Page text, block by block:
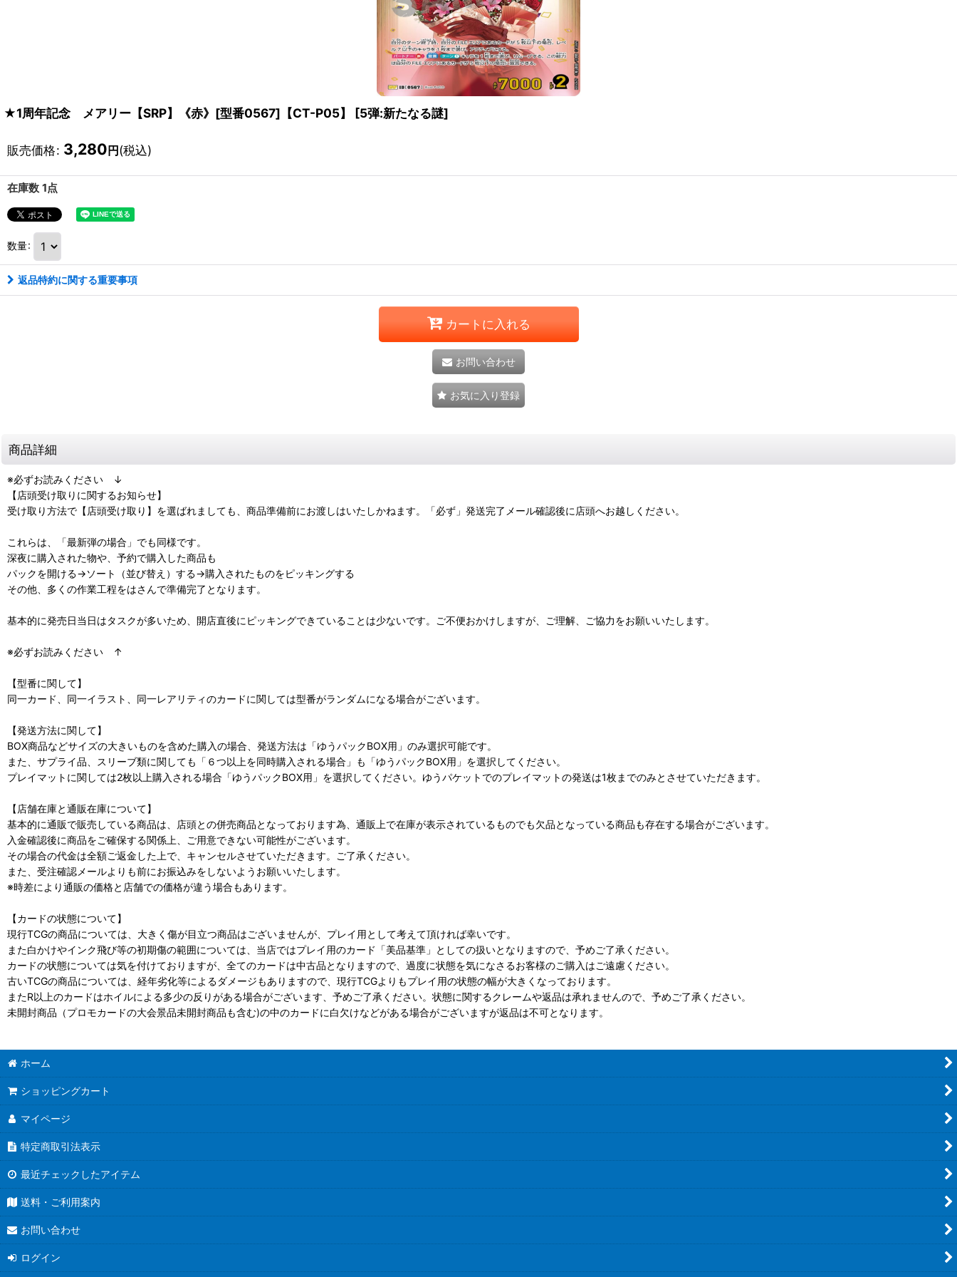
★1周年記念 メアリー【SRP】《赤》[型番0567]【CT-P05】 [5弾:新たなる謎]
販売価格: 3,280円(税込)
在庫数 1点
数量:
返品特約に関する重要事項
カートに入れる
お問い合わせ
お気に入り登録
商品詳細
※必ずお読みください ↓
【店頭受け取りに関するお知らせ】
受け取り方法で【店頭受け取り】を選ばれましても、商品準備前にお渡しはいたしかねます。「必ず」発送完了メール確認後に店頭へお越しください。
これらは、「最新弾の場合」でも同様です。
深夜に購入された物や、予約で購入した商品も
パックを開ける→ソート（並び替え）する→購入されたものをピッキングする
その他、多くの作業工程をはさんで準備完了となります。
基本的に発売日当日はタスクが多いため、開店直後にピッキングできていることは少ないです。ご不便おかけしますが、ご理解、ご協力をお願いいたします。
※必ずお読みください ↑
【型番に関して】
同一カード、同一イラスト、同一レアリティのカードに関しては型番がランダムになる場合がございます。
【発送方法に関して】
BOX商品などサイズの大きいものを含めた購入の場合、発送方法は「ゆうパックBOX用」のみ選択可能です。
また、サプライ品、スリーブ類に関しても「６つ以上を同時購入される場合」も「ゆうパックBOX用」を選択してください。
プレイマットに関しては2枚以上購入される場合「ゆうパックBOX用」を選択してください。ゆうパケットでのプレイマットの発送は1枚までのみとさせていただきます。
【店舗在庫と通販在庫について】
基本的に通販で販売している商品は、店頭との併売商品となっております為、通販上で在庫が表示されているものでも欠品となっている商品も存在する場合がございます。
入金確認後に商品をご確保する関係上、ご用意できない可能性がございます。
その場合の代金は全額ご返金した上で、キャンセルさせていただきます。ご了承ください。
また、受注確認メールよりも前にお振込みをしないようお願いいたします。
※時差により通販の価格と店舗での価格が違う場合もあります。
【カードの状態について】
現行TCGの商品については、大きく傷が目立つ商品はございませんが、プレイ用として考えて頂ければ幸いです。
また白かけやインク飛び等の初期傷の範囲については、当店ではプレイ用のカード「美品基準」としての扱いとなりますので、予めご了承ください。
カードの状態については気を付けておりますが、全てのカードは中古品となりますので、過度に状態を気になさるお客様のご購入はご遠慮ください。
古いTCGの商品については、経年劣化等によるダメージもありますので、現行TCGよりもプレイ用の状態の幅が大きくなっております。
またR以上のカードはホイルによる多少の反りがある場合がございます、予めご了承ください。状態に関するクレームや返品は承れませんので、予めご了承ください。
未開封商品（プロモカードの大会景品未開封商品も含む)の中のカードに白欠けなどがある場合がございますが返品は不可となります。
ホーム
ショッピングカート
マイページ
特定商取引法表示
最近チェックしたアイテム
送料・ご利用案内
お問い合わせ
ログイン